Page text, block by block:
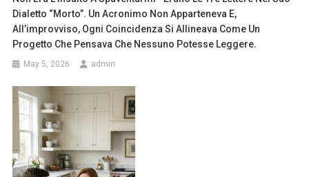
Dialetto “morto”. Un Acronimo Non Apparteneva E,
All’improvviso, Ogni Coincidenza Si Allineava Come Un
Progetto Che Pensava Che Nessuno Potesse Leggere.
May 5, 2026 admin